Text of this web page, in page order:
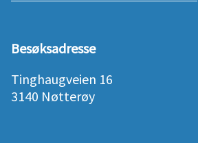
Besøksadresse
Tinghaugveien 16
3140 Nøtterøy